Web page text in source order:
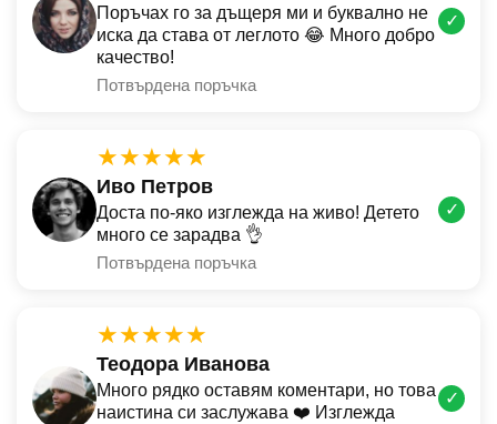
Поръчах го за дъщеря ми и буквално не
иска да става от леглото 😂 Много добро
качество!
Потвърдена поръчка
✓
★★★★★
Иво Петров
Доста по-яко изглежда на живо! Детето
много се зарадва 👌
Потвърдена поръчка
✓
★★★★★
Теодора Иванова
Много рядко оставям коментари, но това
наистина си заслужава ❤️ Изглежда
✓